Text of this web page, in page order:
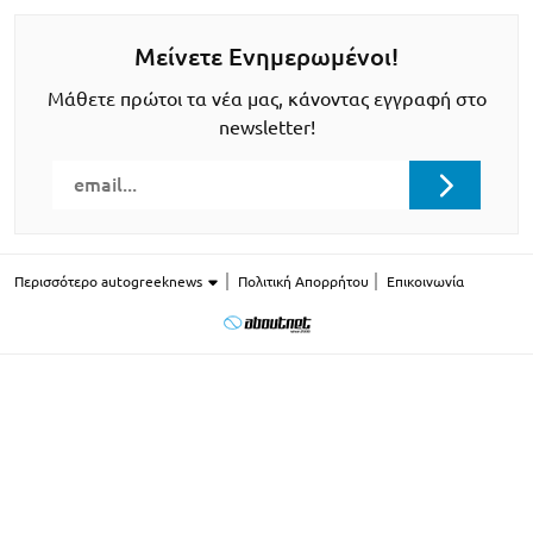
Μείνετε Ενημερωμένοι!
Μάθετε πρώτοι τα νέα μας, κάνοντας εγγραφή στο
newsletter!
Περισσότερο autogreeknews Πολιτική Απορρήτου Επικοινωνία